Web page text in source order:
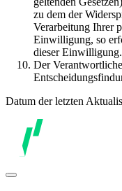
zu dem der
Verarbeitung Ihrer
Einwilligung, so
dieser Einwilligung.
Der
Datum der letzten